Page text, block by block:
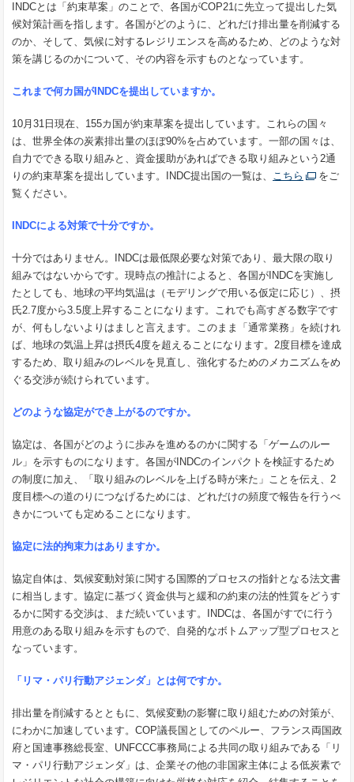
INDCとは「約束草案」のことで、各国がCOP21に先立って提出した気
候対策計画を指します。各国がどのように、どれだけ排出量を削減する
のか、そして、気候に対するレジリエンスを高めるため、どのような対
策を講じるのかについて、その内容を示すものとなっています。
これまで何カ国がINDCを提出していますか。
10月31日現在、155カ国が約束草案を提出しています。これらの国々
は、世界全体の炭素排出量のほぼ90%を占めています。一部の国々は、
自力でできる取り組みと、資金援助があればできる取り組みという2通
りの約束草案を提出しています。INDC提出国の一覧は、 こちら
をご
覧ください。
INDCによる対策で十分ですか。
十分ではありません。INDCは最低限必要な対策であり、最大限の取り
組みではないからです。現時点の推計によると、各国がINDCを実施し
たとしても、地球の平均気温は（モデリングで用いる仮定に応じ）、摂
氏2.7度から3.5度上昇することになります。これでも高すぎる数字です
が、何もしないよりはましと言えます。このまま「通常業務」を続けれ
ば、地球の気温上昇は摂氏4度を超えることになります。2度目標を達成
するため、取り組みのレベルを見直し、強化するためのメカニズムをめ
ぐる交渉が続けられています。
どのような協定ができ上がるのですか。
協定は、各国がどのように歩みを進めるのかに関する「ゲームのルー
ル」を示すものになります。各国がINDCのインパクトを検証するため
の制度に加え、「取り組みのレベルを上げる時が来た」ことを伝え、2
度目標への道のりにつなげるためには、どれだけの頻度で報告を行うべ
きかについても定めることになります。
協定に法的拘束力はありますか。
協定自体は、気候変動対策に関する国際的プロセスの指針となる法文書
に相当します。協定に基づく資金供与と緩和の約束の法的性質をどうす
るかに関する交渉は、まだ続いています。INDCは、各国がすでに行う
用意のある取り組みを示すもので、自発的なボトムアップ型プロセスと
なっています。
「リマ・パリ行動アジェンダ」とは何ですか。
排出量を削減するとともに、気候変動の影響に取り組むための対策が、
にわかに加速しています。COP議長国としてのペルー、フランス両国政
府と国連事務総長室、UNFCCC事務局による共同の取り組みである「リ
マ・パリ行動アジェンダ」は、企業その他の非国家主体による低炭素で